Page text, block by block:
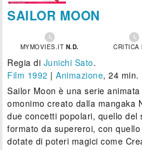
SAILOR MOON

MYMOVIES.IT N.D.

CRITICA
Regia di Junichi Sato.
Film 1992 |Animazione, 24 min.
Sailor Moon è una serie
omonimo creato dalla mangaka
due concetti popolari, quello del
formato da supereroi, con
dotate di poteri magici come